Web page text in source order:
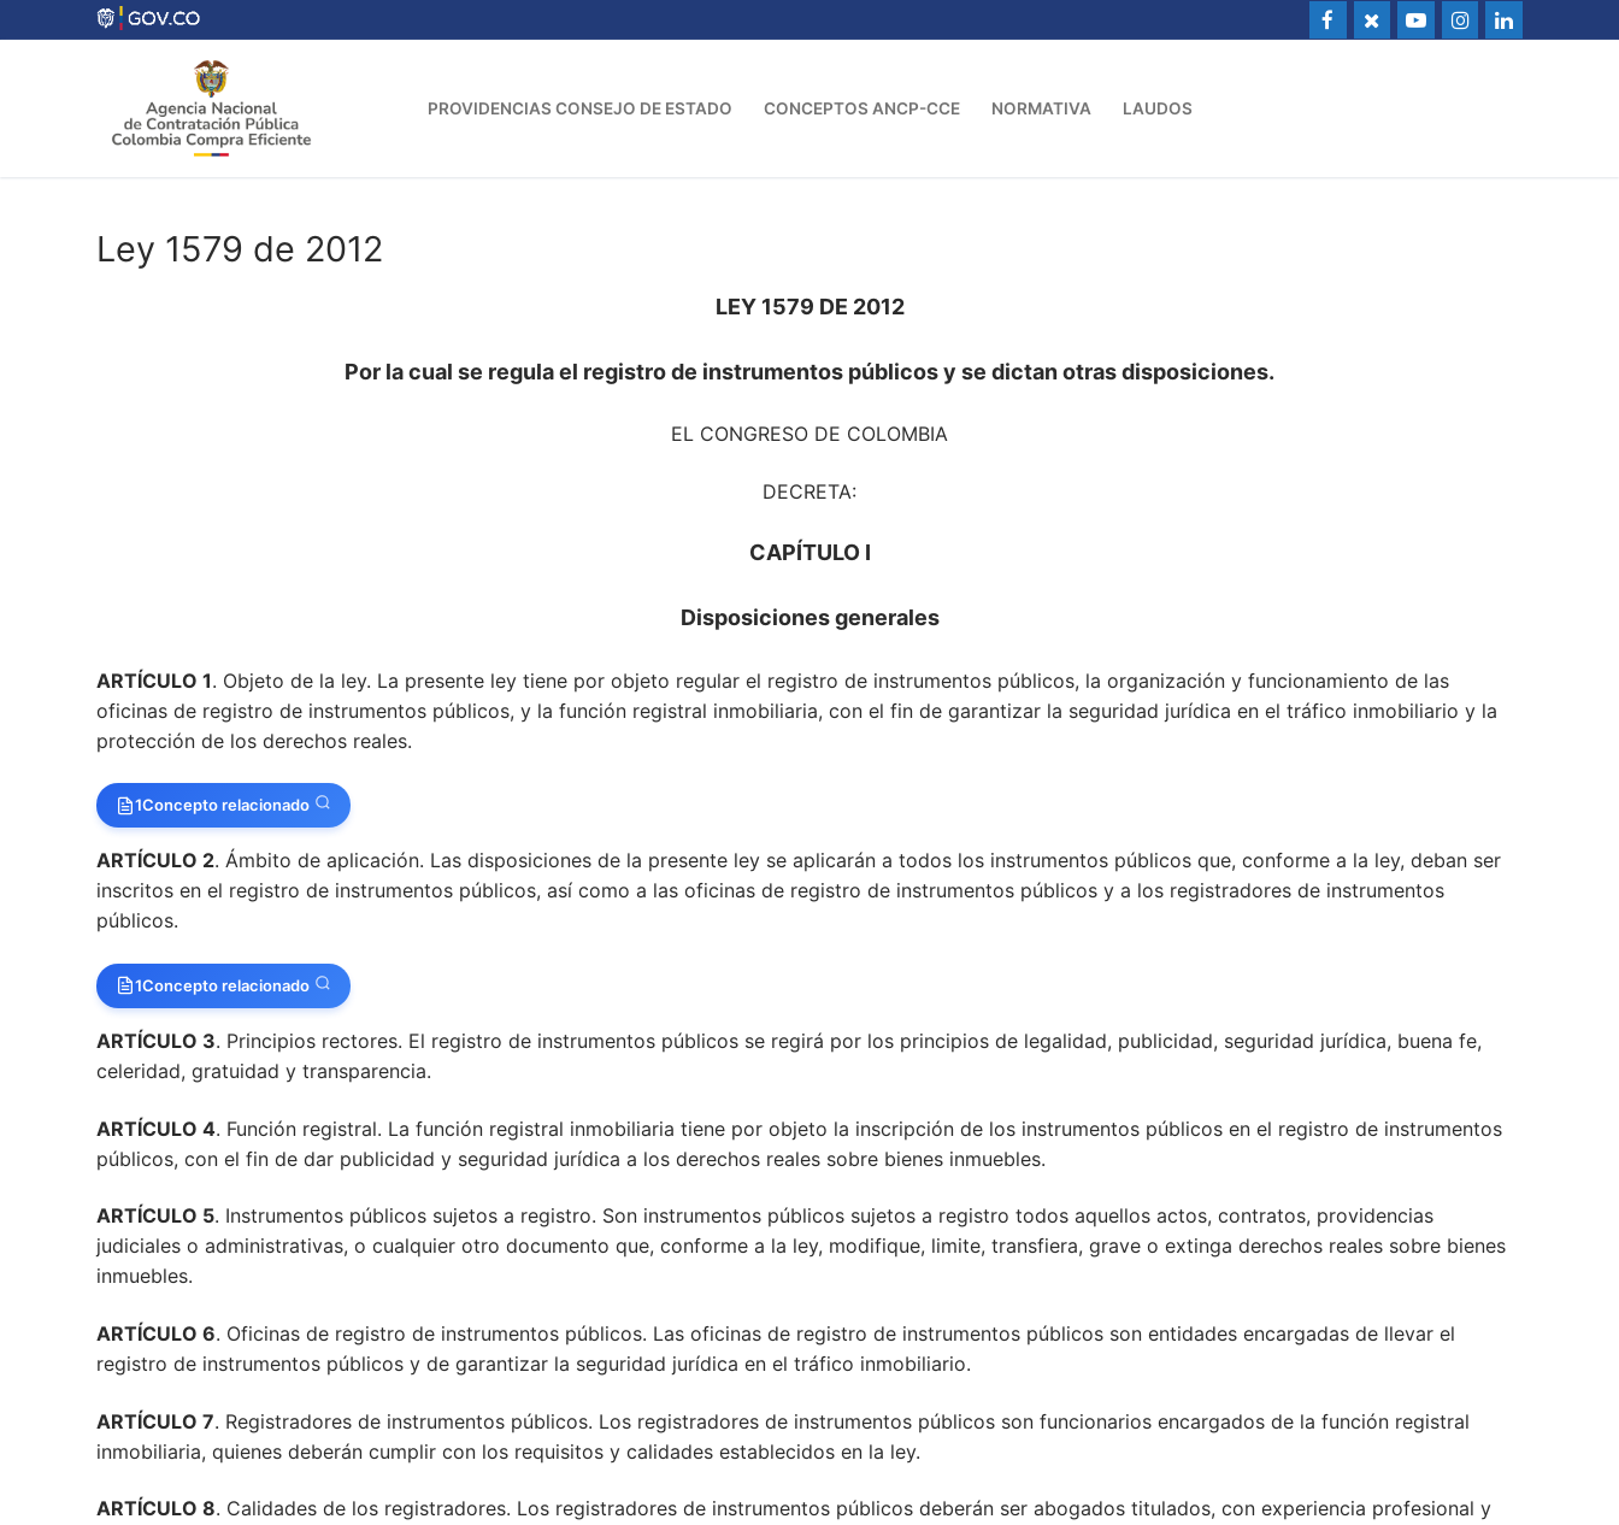
al
PROVIDENCIAS CONSEJO DE ESTADO CONCEPTOS ANCP-CCE NORMATIVA LAUDOS
Ley 1579 de 2012
LEY 1579 DE 2012
Por la cual se regula el registro de instrumentos públicos y se dictan otras disposiciones.
EL CONGRESO DE COLOMBIA
DECRETA:
CAPÍTULO I
Disposiciones generales
ARTÍCULO 1. Objeto de la ley. La presente ley tiene por objeto regular el registro de instrumentos públicos, la organización y funcionamiento de las
oficinas de registro de instrumentos públicos, y la función registral inmobiliaria, con el fin de garantizar la seguridad jurídica en el tráfico inmobiliario y la
protección de los derechos reales.
1Concepto relacionado
ARTÍCULO 2. Ámbito de aplicación. Las disposiciones de la presente ley se aplicarán a todos los instrumentos públicos que, conforme a la ley, deban ser
inscritos en el registro de instrumentos públicos, así como a las oficinas de registro de instrumentos públicos y a los registradores de instrumentos
públicos.
1Concepto relacionado
ARTÍCULO 3. Principios rectores. El registro de instrumentos públicos se regirá por los principios de legalidad, publicidad, seguridad jurídica, buena fe,
celeridad, gratuidad y transparencia.
ARTÍCULO 4. Función registral. La función registral inmobiliaria tiene por objeto la inscripción de los instrumentos públicos en el registro de instrumentos
públicos, con el fin de dar publicidad y seguridad jurídica a los derechos reales sobre bienes inmuebles.
ARTÍCULO 5. Instrumentos públicos sujetos a registro. Son instrumentos públicos sujetos a registro todos aquellos actos, contratos, providencias
judiciales o administrativas, o cualquier otro documento que, conforme a la ley, modifique, limite, transfiera, grave o extinga derechos reales sobre bienes
inmuebles.
ARTÍCULO 6. Oficinas de registro de instrumentos públicos. Las oficinas de registro de instrumentos públicos son entidades encargadas de llevar el
registro de instrumentos públicos y de garantizar la seguridad jurídica en el tráfico inmobiliario.
ARTÍCULO 7. Registradores de instrumentos públicos. Los registradores de instrumentos públicos son funcionarios encargados de la función registral
inmobiliaria, quienes deberán cumplir con los requisitos y calidades establecidos en la ley.
ARTÍCULO 8. Calidades de los registradores. Los registradores de instrumentos públicos deberán ser abogados titulados, con experiencia profesional y